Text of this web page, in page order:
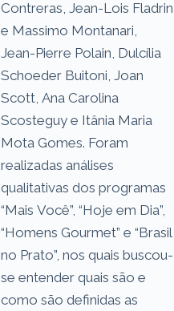
Contreras, Jean-Lois Fladrin
e Massimo Montanari,
Jean-Pierre Polain, Dulcília
Schoeder Buitoni, Joan
Scott, Ana Carolina
Scosteguy e Itânia Maria
Mota Gomes. Foram
realizadas análises
qualitativas dos programas
“Mais Você”, “Hoje em Dia”,
“Homens Gourmet” e “Brasil
no Prato”, nos quais buscou-
se entender quais são e
como são definidas as